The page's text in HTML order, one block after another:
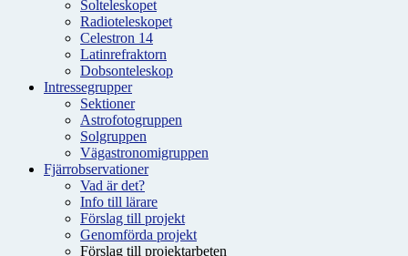
Solteleskopet
Radioteleskopet
Celestron 14
Latinrefraktorn
Dobsonteleskop
Intressegrupper
Sektioner
Astrofotogruppen
Solgruppen
Vägastronomigruppen
Fjärrobservationer
Vad är det?
Info till lärare
Förslag till projekt
Genomförda projekt
Förslag till projektarbeten